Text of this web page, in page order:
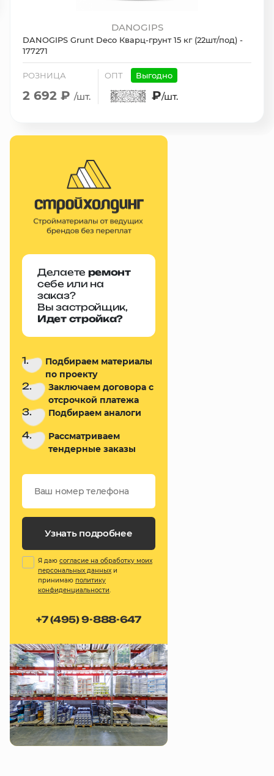
DANOGIPS
DANOGIPS Grunt Deco Кварц-грунт 15 кг (22шт/под) -
177271
РОЗНИЦА
2 692 ₽ /шт.
ОПТ Выгодно
₽/шт.
Делаете ремонт
себе или на
заказ?
Вы застройщик,
Идет стройка?
1.
Подбираем материалы
по проекту
2.
Заключаем договора с
отсрочкой платежа
3. Подбираем аналоги
4.
Рассматриваем
тендерные заказы
Узнать подробнее
Я даю согласие на обработку моих
персональных данных и
принимаю политику
конфиденциальности.
+7 (495) 9-888-647